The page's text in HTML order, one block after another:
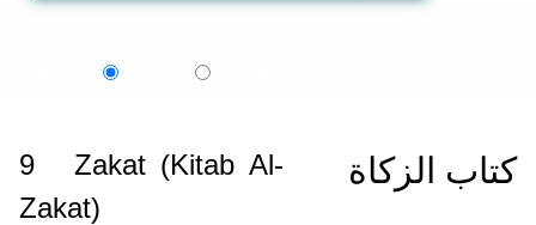
كتاب الزكاة 9
Zakat (Kitab Al-
Zakat)